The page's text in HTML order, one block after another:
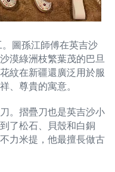
圖孫江師傅在英吉沙
漠綠洲枝繁葉茂的巴旦
紋在新疆還廣泛用於服
、尊貴的寓意。
。摺疊刀也是英吉沙小
了松石、貝殼和白銅
力米提，他最擅長做古